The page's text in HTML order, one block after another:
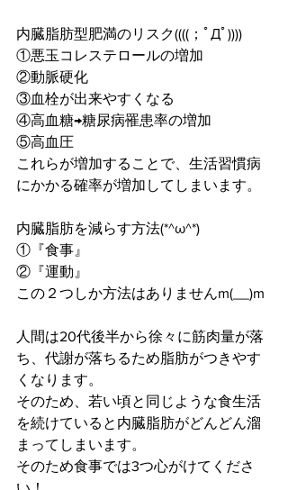
内臓脂肪型肥満のリスク((((；ﾟДﾟ))))
①悪玉コレステロールの増加
②動脈硬化
③血栓が出来やすくなる
④高血糖→糖尿病罹患率の増加
⑤高血圧
これらが増加することで、生活習慣病
にかかる確率が増加してしまいます。
内臓脂肪を減らす方法(*^ω^*)
①『食事』
②『運動』
この２つしか方法はありませんm(__)m
人間は20代後半から徐々に筋肉量が落
ち、代謝が落ちるため脂肪がつきやす
くなります。
そのため、若い頃と同じような食生活
を続けていると内臓脂肪がどんどん溜
まってしまいます。
そのため食事では3つ心がけてくださ